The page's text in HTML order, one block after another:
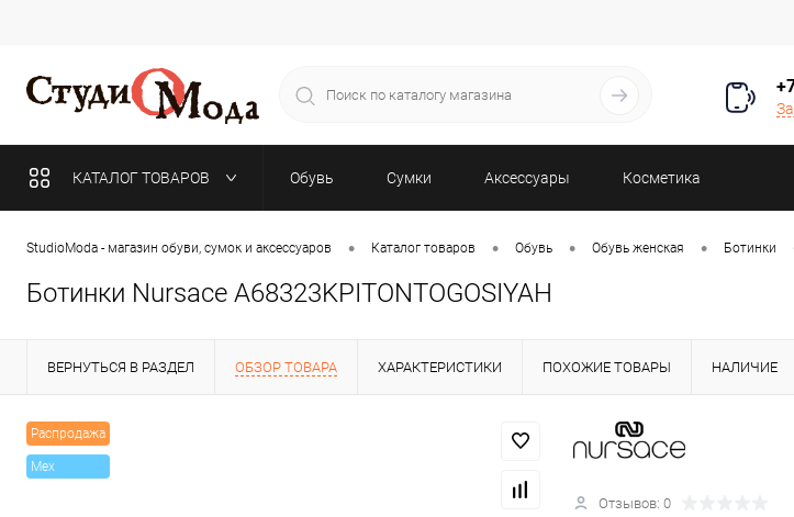
КАТАЛОГ ТОВАРОВ Обувь Сумки Аксессуары Косметика
StudioModa - магазин обуви, сумок и аксессуаров • Каталог товаров • Обувь • Обувь женская • Ботинки
Ботинки Nursace A68323KPITONTOGOSIYAH
ВЕРНУТЬСЯ В РАЗДЕЛ ОБЗОР ТОВАРА ХАРАКТЕРИСТИКИ ПОХОЖИЕ ТОВАРЫ НАЛИЧИЕ
Распродажа
Mex
Отзывов: 0